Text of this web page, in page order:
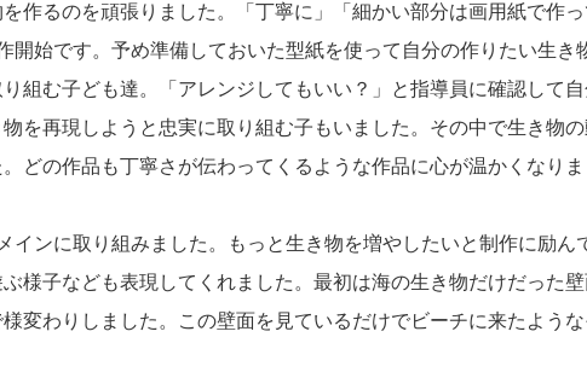
作るのを頑張りました。「丁寧に」「細かい部分は画用紙で作っ
開始です。予め準備しておいた型紙を使って自分の作りたい生き
組む子ども達。「アレンジしてもいい？」と指導員に確認して自
を再現しようと忠実に取り組む子もいました。その中で生き物の
どの作品も丁寧さが伝わってくるような作品に心が温かくなりま
インに取り組みました。もっと生き物を増やしたいと制作に励ん
様子なども表現してくれました。最初は海の生き物だけだった
変わりしました。この壁面を見ているだけでビーチに来たような